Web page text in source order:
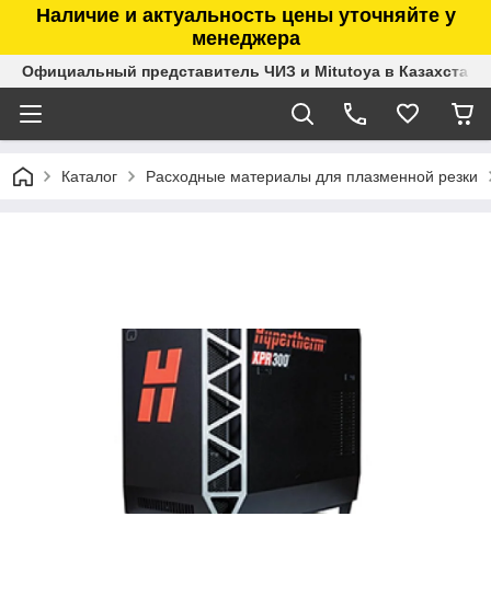
Наличие и актуальность цены уточняйте у
менеджера
Официальный представитель ЧИЗ и Mitutoya в Казахстане
Каталог Расходные материалы для плазменной резки